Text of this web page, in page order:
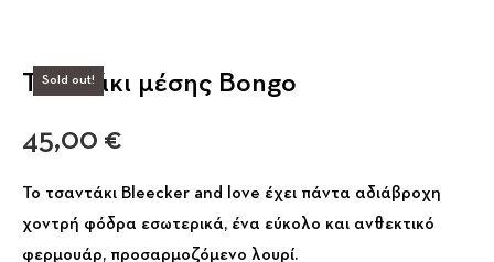
Sold out!
Τσαντάκι μέσης Bongo
45,00 €
Το τσαντάκι Bleecker and love έχει πάντα αδιάβροχη
χοντρή φόδρα εσωτερικά, ένα εύκολο και ανθεκτικό
φερμουάρ, προσαρμοζόμενο λουρί.